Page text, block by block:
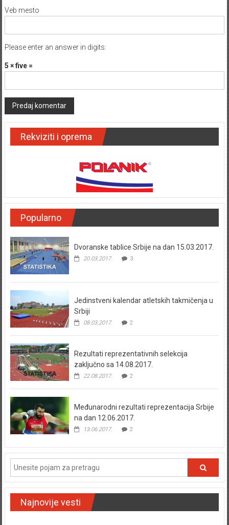
Veb mesto
Please enter an answer in digits:
5 × five =
Rekviziti i oprema
Popularno
Dvoranske tablice Srbije na dan 15.03.2017.
20.03.2017. 3
Jedinstveni kalendar atletskih takmičenja u
Srbiji
08.03.2017. 2
Rezultati reprezentativnih selekcija
zaključno sa 14.08.2017.
22.08.2017. 2
Međunarodni rezultati reprezentacija Srbije
na dan 12.06.2017.
13.06.2017. 2
Najnovije vesti